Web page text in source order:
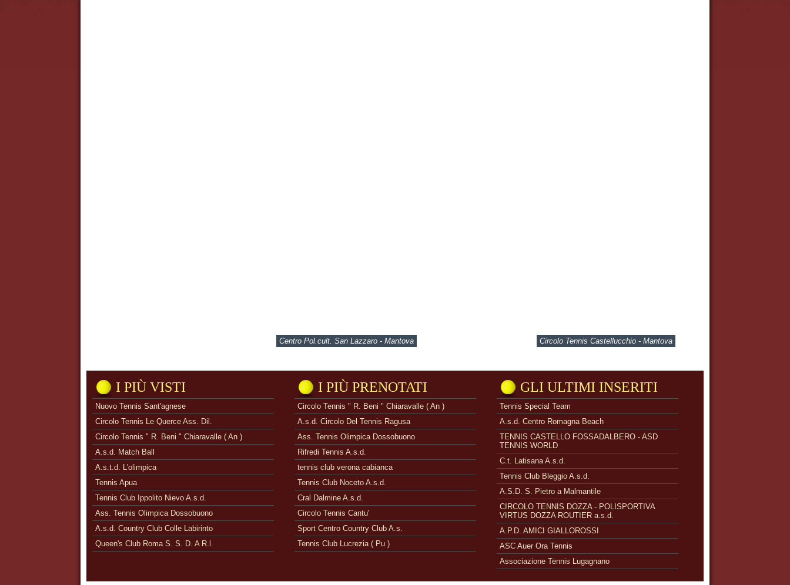
Centro Pol.cult. San Lazzaro - Mantova Circolo Tennis Castellucchio - Mantova
I PIÙ VISTI
Nuovo Tennis Sant'agnese
Circolo Tennis Le Querce Ass. Dil.
Circolo Tennis " R. Beni " Chiaravalle ( An )
A.s.d. Match Ball
A.s.t.d. L'olimpica
Tennis Apua
Tennis Club Ippolito Nievo A.s.d.
Ass. Tennis Olimpica Dossobuono
A.s.d. Country Club Colle Labirinto
Queen's Club Roma S. S. D. A R.l.
I PIÙ PRENOTATI
Circolo Tennis " R. Beni " Chiaravalle ( An )
A.s.d. Circolo Del Tennis Ragusa
Ass. Tennis Olimpica Dossobuono
Rifredi Tennis A.s.d.
tennis club verona cabianca
Tennis Club Noceto A.s.d.
Cral Dalmine A.s.d.
Circolo Tennis Cantu'
Sport Centro Country Club A.s.
Tennis Club Lucrezia ( Pu )
GLI ULTIMI INSERITI
Tennis Special Team
A.s.d. Centro Romagna Beach
TENNIS CASTELLO FOSSADALBERO - ASD
TENNIS WORLD
C.t. Latisana A.s.d.
Tennis Club Bleggio A.s.d.
A.S.D. S. Pietro a Malmantile
CIRCOLO TENNIS DOZZA - POLISPORTIVA
VIRTUS DOZZA ROUTIER a.s.d.
A.P.D. AMICI GIALLOROSSI
ASC Auer Ora Tennis
Associazione Tennis Lugagnano